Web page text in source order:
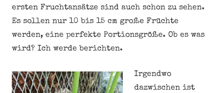
ersten Fruchtansätze sind auch schon zu sehen.
Es sollen nur 10 bis 15 cm große Früchte
werden, eine perfekte Portionsgröße. Ob es was
wird? Ich werde berichten.
Irgendwo
dazwischen ist